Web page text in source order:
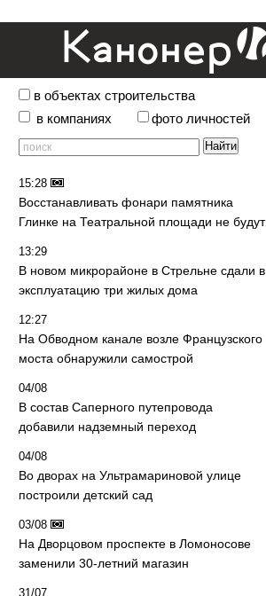
в объектах строительства
в компаниях
фото личностей
15:28
Восстанавливать фонари памятника
Глинке на Театральной площади не будут
13:29
В новом микрорайоне в Стрельне сдали в
эксплуатацию три жилых дома
12:27
На Обводном канале возле Французского
моста обнаружили самострой
04/08
В состав Саперного путепровода
добавили надземный переход
04/08
Во дворах на Ультрамариновой улице
построили детский сад
03/08
На Дворцовом проспекте в Ломоносове
заменили 30-летний магазин
31/07